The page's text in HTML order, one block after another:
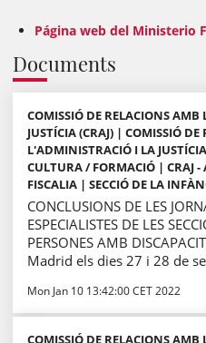
Página web del Ministerio
Documents
COMISSIÓ DE RELACIONS
JUSTÍCIA (CRAJ) | COMISSIÓ
L'ADMINISTRACIÓ I LA
CULTURA / FORMACIÓ | CRAJ -
FISCALIA | SECCIÓ DE LA
CONCLUSIONS DE LES
ESPECIALISTES DE LES
PERSONES AMB
Madrid els dies 27 i 28 de
Mon Jan 10 13:42:00 CET 2022
COMISSIÓ DE RELACIONS